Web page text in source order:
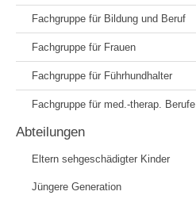
Fachgruppe für Bildung und Beruf
Fachgruppe für Frauen
Fachgruppe für Führhundhalter
Fachgruppe für med.-therap. Berufe
Abteilungen
Eltern sehgeschädigter Kinder
Jüngere Generation